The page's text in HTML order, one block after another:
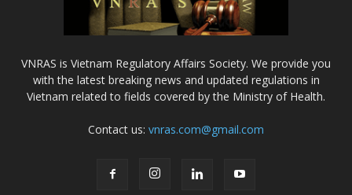
VNRAS is Vietnam Regulatory Affairs Society. We provide you
with the latest breaking news and updated regulations in
Vietnam related to fields covered by the Ministry of Health.
Contact us: vnras.com@gmail.com